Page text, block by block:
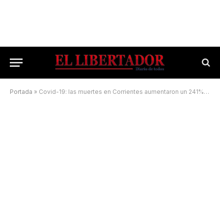
Portada » Covid-19: las muertes en Corrientes aumentaron un 241% en una semana